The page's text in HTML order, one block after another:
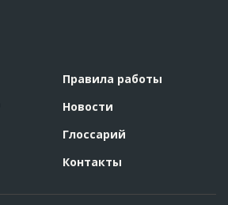
Правила работы
Новости
Глоссарий
Контакты